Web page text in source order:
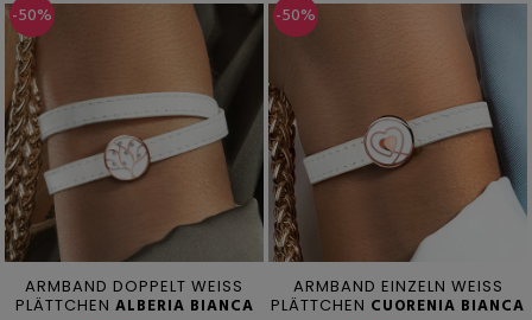
-50%
ARMBAND DOPPELT WEISS
PLÄTTCHEN ALBERIA BIANCA
-50%
ARMBAND EINZELN WEISS
PLÄTTCHEN CUORENIA BIANCA